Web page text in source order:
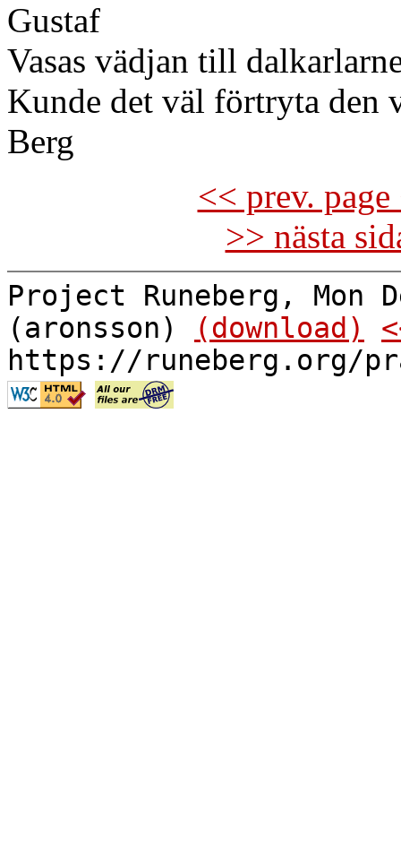
Gustaf
Vasas vädjan till
Kunde det väl förtryta den
Berg
<< prev.
>> nästa
Project Runeberg, Mon
(aronsson)
(download)
https://runeberg.org/